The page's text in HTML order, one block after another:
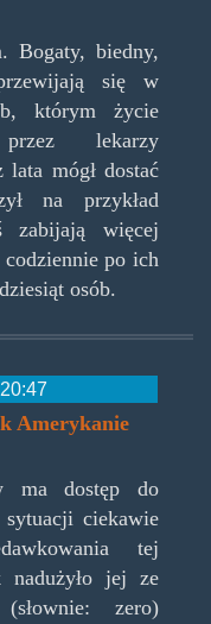
Bogaty, biedny,
się w
którym życie
przez lekarzy
mógł dostać
na przykład
zabijają więcej
po ich
osób.
Amerykanie
ma dostęp do
ciekawie
tej
nadużyło jej ze
zero)